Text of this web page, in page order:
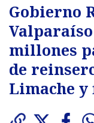
Gobierno
millones
de
Limache